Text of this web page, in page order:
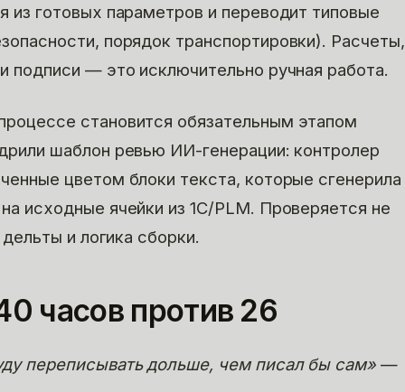
из готовых параметров и переводит типовые
порядок транспортировки). Расчеты,
подписи — это исключительно ручная работа.
становится обязательным этапом
шаблон ревью ИИ-генерации: контролер
цветом блоки текста, которые сгенерила
исходные ячейки из 1С/PLM. Проверяется не
и логика сборки.
часов против 26
переписывать дольше, чем писал бы сам» —